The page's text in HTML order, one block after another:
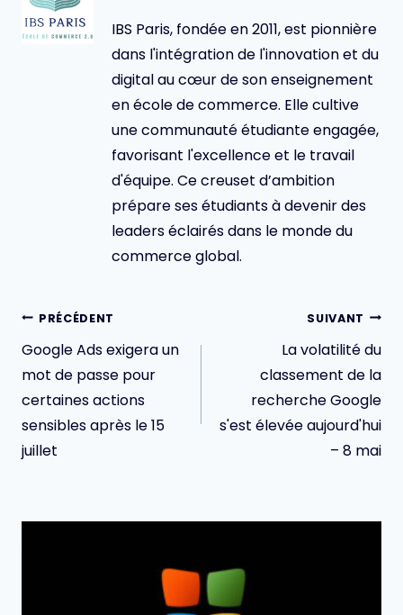
IBS Paris, fondée en 2011, est pionnière
dans l'intégration de l'innovation et du
digital au cœur de son enseignement
en école de commerce. Elle cultive
une communauté étudiante engagée,
favorisant l'excellence et le travail
d'équipe. Ce creuset d’ambition
prépare ses étudiants à devenir des
leaders éclairés dans le monde du
commerce global.
Navigation
de
l’article
PRÉCÉDENT
Google Ads exigera un
mot de passe pour
certaines actions
sensibles après le 15
juillet
SUIVANT
La volatilité du
classement de la
recherche Google
s'est élevée aujourd'hui
– 8 mai